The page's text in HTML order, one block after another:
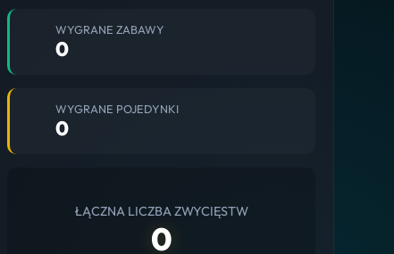
WYGRANE ZABAWY
0
WYGRANE POJEDYNKI
0
ŁĄCZNA LICZBA ZWYCIĘSTW
0